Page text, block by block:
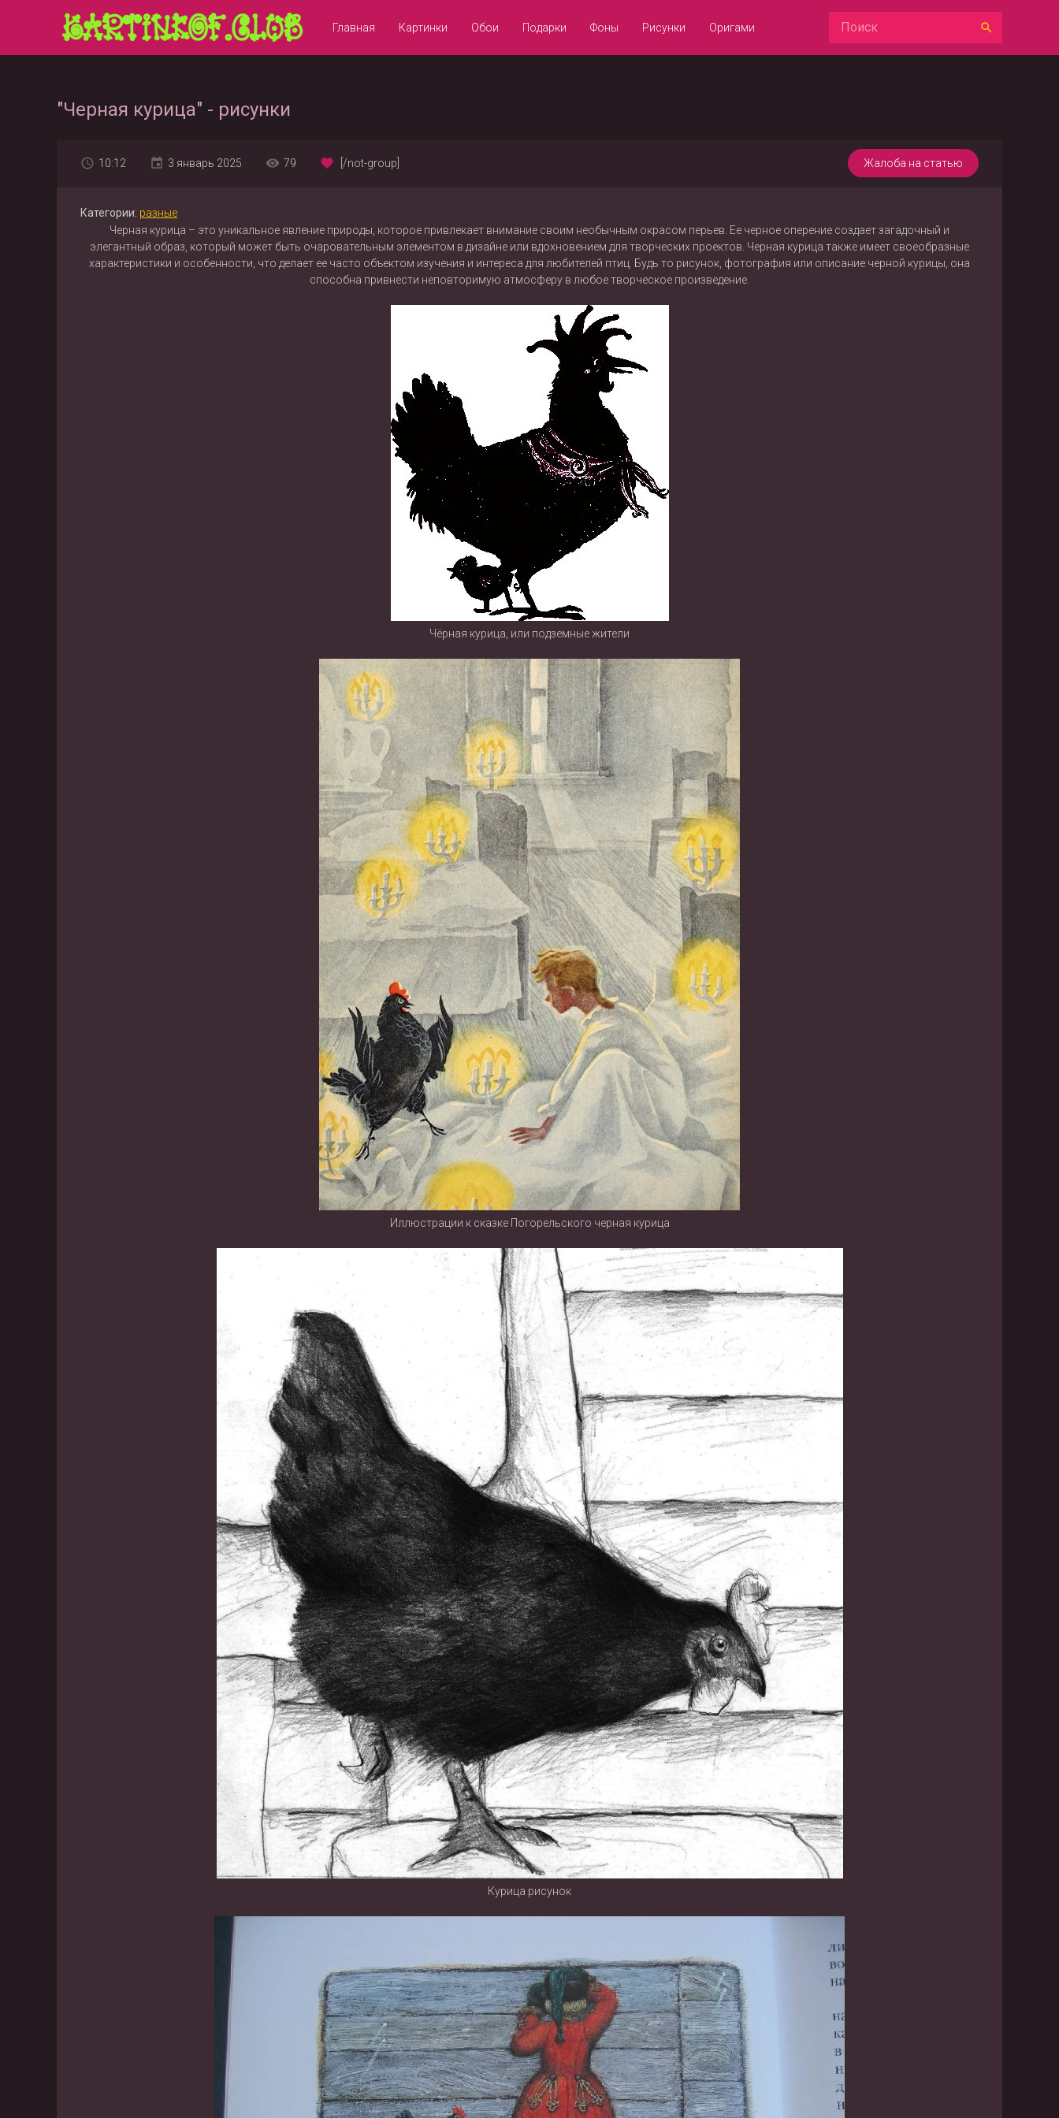
Главная Картинки Обои Подарки Фоны Рисунки Оригами
"Черная курица" - рисунки
Жалоба на статью
10:12 3 январь 2025 79 [/not-group]
Категории: разные
Черная курица – это уникальное явление природы, которое привлекает внимание своим необычным окрасом перьев. Ее черное оперение создает загадочный и
элегантный образ, который может быть очаровательным элементом в дизайне или вдохновением для творческих проектов. Черная курица также имеет своеобразные
характеристики и особенности, что делает ее часто объектом изучения и интереса для любителей птиц. Будь то рисунок, фотография или описание черной курицы, она
способна привнести неповторимую атмосферу в любое творческое произведение.
Чёрная курица, или подземные жители
Иллюстрации к сказке Погорельского черная курица
Курица рисунок